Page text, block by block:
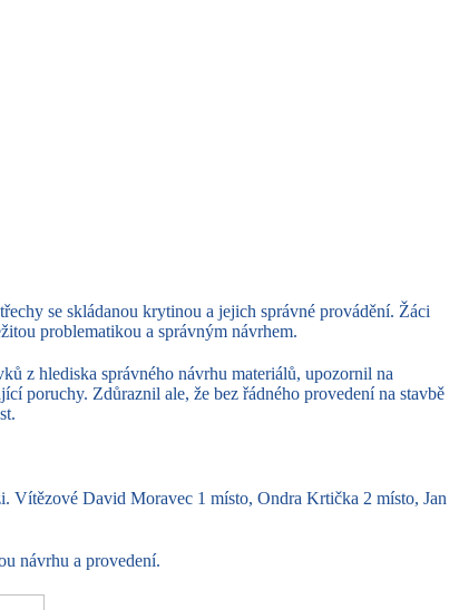
se skládanou krytinou a jejich správné provádění. Žáci
problematikou a správným návrhem.
z hlediska správného návrhu materiálů, upozornil na
poruchy. Zdůraznil ale, že bez řádného provedení na stavbě
Vítězové David Moravec 1 místo, Ondra Krtička 2 místo, Jan
návrhu a provedení.